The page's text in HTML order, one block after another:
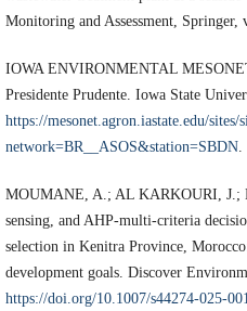
Monitoring and Assessment,
IOWA ENVIRONMENTAL
Presidente Prudente. Iowa State
https://mesonet.agron.iastate.edu/sites/
network=BR__ASOS&station=SBDN.
MOUMANE, A.; AL KARKOURI, J.;
sensing, and AHP-multi-criteria
selection in Kenitra Province,
development goals. Discover
https://doi.org/10.1007/s44274-025-